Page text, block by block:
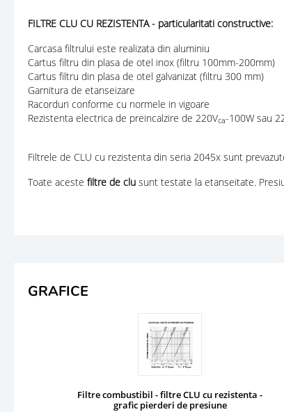
FILTRE CLU CU REZISTENTA - particularitati constructive:
Carcasa filtrului este realizata din aluminiu
Cartus filtru din plasa de otel inox (filtru 100mm-200mm)
Cartus filtru din plasa de otel galvanizat (filtru 300 mm)
Garnitura de etanseizare
Racorduri conforme cu normele in vigoare
Rezistenta electrica de preincalzire de 220Vca-100W sau
Filtrele de CLU cu rezistenta din seria 2045x sunt
Toate aceste filtre de clu sunt testate la etanseitate.
GRAFICE
Filtre combustibil - filtre CLU cu rezistenta -
grafic pierderi de presiune